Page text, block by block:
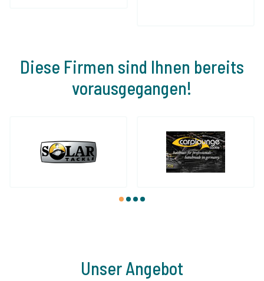
Diese Firmen sind Ihnen bereits
vorausgegangen!
1 2 3 4
Unser Angebot